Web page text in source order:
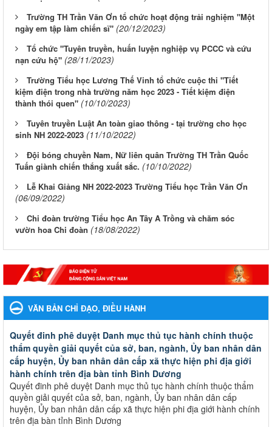
Trường TH Trần Văn Ơn tổ chức hoạt động trải nghiệm "Một
ngày em tập làm chiến sĩ" (20/12/2023)
Tổ chức "Tuyên truyền, huấn luyện nghiệp vụ PCCC và cứu
nạn cứu hộ" (28/11/2023)
Trường Tiểu học Lương Thế Vinh tổ chức cuộc thi "Tiết
kiệm điện trong nhà trường năm học 2023 - Tiết kiệm điện
thành thói quen" (10/10/2023)
Tuyên truyền Luật An toàn giao thông - tại trường cho học
sinh NH 2022-2023 (11/10/2022)
Đội bóng chuyền Nam, Nữ liên quân Trường TH Trần Quốc
Tuấn giành chiến thắng xuất sắc. (10/10/2022)
Lễ Khai Giảng NH 2022-2023 Trường Tiểu học Trần Văn Ơn
(06/09/2022)
Chi đoàn trường Tiểu học An Tây A Trồng và chăm sóc
vườn hoa Chi đoàn (18/08/2022)
VĂN BẢN CHỈ ĐẠO, ĐIỀU HÀNH
Quyết đinh phê duyệt Danh mục thủ tục hành chính thuộc
thẩm quyền giải quyết của sở, ban, ngành, Ủy ban nhân dân
cấp huyện, Ủy ban nhân dân cấp xã thực hiện phi địa giới
hành chính trên địa bàn tỉnh Bình Dương
Quyết đinh phê duyệt Danh mục thủ tục hành chính thuộc thẩm
quyền giải quyết của sở, ban, ngành, Ủy ban nhân dân cấp
huyện, Ủy ban nhân dân cấp xã thực hiện phi địa giới hành chính
trên địa bàn tỉnh Bình Dương